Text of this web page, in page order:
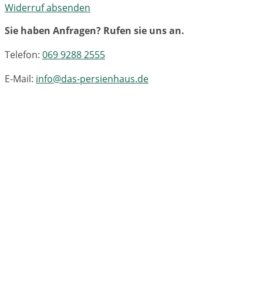
Widerruf absenden
Sie haben Anfragen? Rufen sie uns an.
Telefon: 069 9288 2555
E-Mail: info@das-persienhaus.de